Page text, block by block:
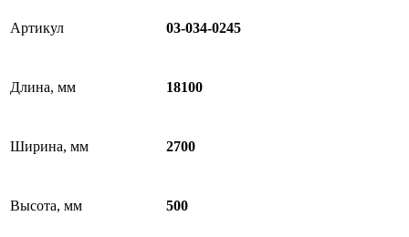
Артикул 03-034-0245
Длина, мм 18100
Ширина, мм 2700
Высота, мм 500